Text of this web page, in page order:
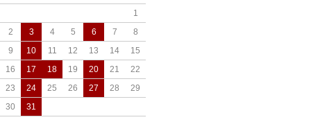
1
2
3 4 5 6 7
8
9
10 11 12 13 14
15
16
17 18 19 20 21
22
23
24 25 26 27 28
29
30
31